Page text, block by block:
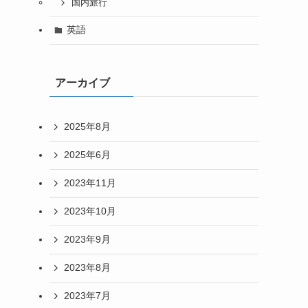
国内旅行
英語
アーカイブ
2025年8月
2025年6月
2023年11月
2023年10月
2023年9月
2023年8月
2023年7月